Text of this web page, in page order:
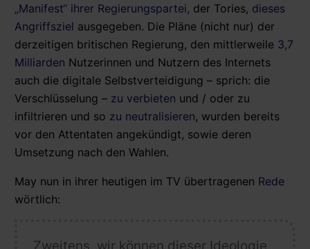
„Manifest“ ihrer Regierungspartei, der Tories, dieses
Angriffsziel ausgegeben. Die Pläne (nicht nur) der
derzeitigen britischen Regierung, den mittlerweile 3,7
Milliarden Nutzerinnen und Nutzern des Internets
auch die digitale Selbstverteidigung – sprich: die
Verschlüsselung – zu verbieten und / oder zu
infiltrieren und so zu neutralisieren, wurden bereits
vor den Attentaten angekündigt, sowie deren
Umsetzung nach den Wahlen.
May nun in ihrer heutigen im TV übertragenen Rede
wörtlich:
„Zweitens, wir können dieser Ideologie